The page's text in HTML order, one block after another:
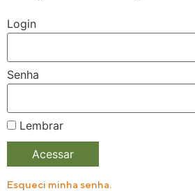
Login
Senha
Lembrar
Esqueci minha senha.